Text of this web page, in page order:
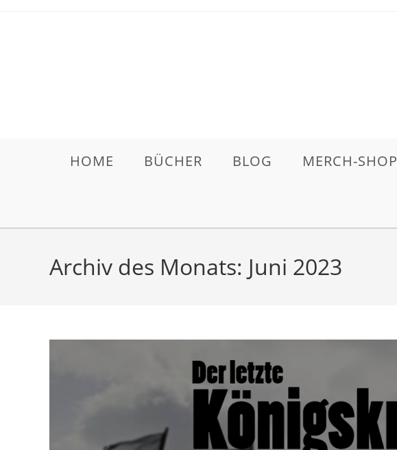
HOME BÜCHER BLOG MERCH-SHOP
Archiv des Monats: Juni 2023